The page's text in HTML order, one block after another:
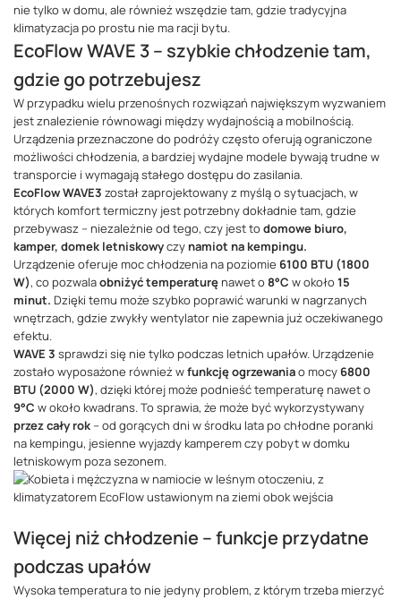
nie tylko w domu, ale również wszędzie tam, gdzie tradycyjna
klimatyzacja po prostu nie ma racji bytu.
EcoFlow WAVE 3 – szybkie chłodzenie tam,
gdzie go potrzebujesz
W przypadku wielu przenośnych rozwiązań największym wyzwaniem
jest znalezienie równowagi między wydajnością a mobilnością.
Urządzenia przeznaczone do podróży często oferują ograniczone
możliwości chłodzenia, a bardziej wydajne modele bywają trudne w
transporcie i wymagają stałego dostępu do zasilania.
EcoFlow WAVE3 został zaprojektowany z myślą o sytuacjach, w
których komfort termiczny jest potrzebny dokładnie tam, gdzie
przebywasz – niezależnie od tego, czy jest todomowe biuro,
kamper, domek letniskowyczy namiot na kempingu.
Urządzenie oferuje moc chłodzenia na poziomie 6100 BTU (1800
W), co pozwalaobniżyć temperaturę nawet o8°C w około15
minut. Dzięki temu może szybko poprawić warunki w nagrzanych
wnętrzach, gdzie zwykły wentylator nie zapewnia już oczekiwanego
efektu.
WAVE 3 sprawdzi się nie tylko podczas letnich upałów. Urządzenie
zostało wyposażone również wfunkcję ogrzewaniao mocy 6800
BTU (2000 W), dzięki której może podnieść temperaturę nawet o
9°C w około kwadrans. To sprawia, że może być wykorzystywany
przez cały rok – od gorących dni w środku lata po chłodne poranki
na kempingu, jesienne wyjazdy kamperem czy pobyt w domku
letniskowym poza sezonem.
Więcej niż chłodzenie – funkcje przydatne
podczas upałów
Wysoka temperatura to nie jedyny problem, z którym trzeba mierzyć